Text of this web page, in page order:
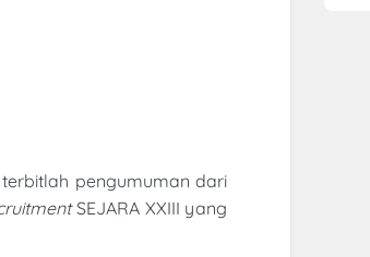
pengumuman dari
SEJARA XXIII yang